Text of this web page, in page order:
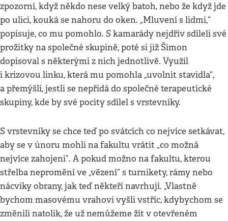
zpozorní, když někdo nese velký batoh, nebo že když jde
po ulici, kouká se nahoru do oken. „Mluvení s lidmi,“
popisuje, co mu pomohlo. S kamarády nejdřív sdíleli své
prožitky na společné skupině, poté si již Šimon
dopisoval s některými z nich jednotlivě. Využil
i krizovou linku, která mu pomohla „uvolnit stavidla“,
a přemýšlí, jestli se nepřidá do společné terapeutické
skupiny, kde by své pocity sdílel s vrstevníky.
S vrstevníky se chce teď po svátcích co nejvíce setkávat,
aby se v únoru mohli na fakultu vrátit „co možná
nejvíce zahojeni“. A pokud možno na fakultu, kterou
střelba nepromění ve „vězení“ s turnikety, rámy nebo
nácviky obrany, jak teď někteří navrhují. „Vlastně
bychom masovému vrahovi vyšli vstříc, kdybychom se
změnili natolik, že už nemůžeme žít v otevřeném